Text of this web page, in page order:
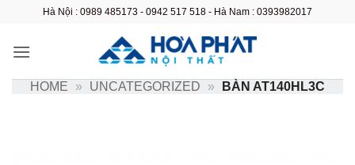
nội
Hà Nội : 0989 485173 - 0942 517 518 - Hà Nam : 0393982017
HOME » UNCATEGORIZED » BÀN AT140HL3C